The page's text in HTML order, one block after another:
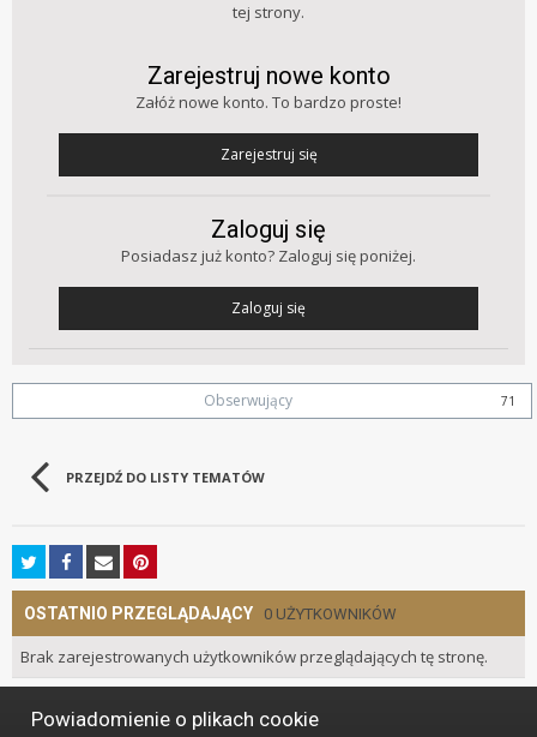
tej strony.
Zarejestruj nowe konto
Załóż nowe konto. To bardzo proste!
Zarejestruj się
Zaloguj się
Posiadasz już konto? Zaloguj się poniżej.
Zaloguj się
Obserwujący 71
PRZEJDŹ DO LISTY TEMATÓW
OSTATNIO PRZEGLĄDAJĄCY 0 UŻYTKOWNIKÓW
Brak zarejestrowanych użytkowników przeglądających tę stronę.
Język Styl Polityka prywatności
Powiadomienie o plikach cookie